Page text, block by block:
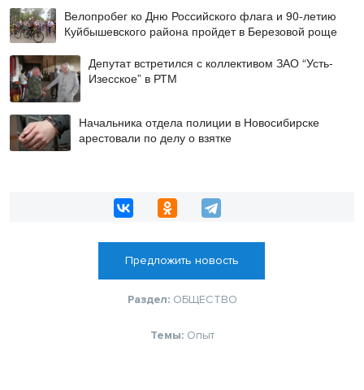
Велопробег ко Дню Российского флага и 90-летию
Куйбышевского района пройдет в Березовой роще
Депутат встретился с коллективом ЗАО “Усть-
Изесское” в РТМ
Начальника отдела полиции в Новосибирске
арестовали по делу о взятке
Предложить новость
Раздел: ОБЩЕСТВО
Темы: Опыт